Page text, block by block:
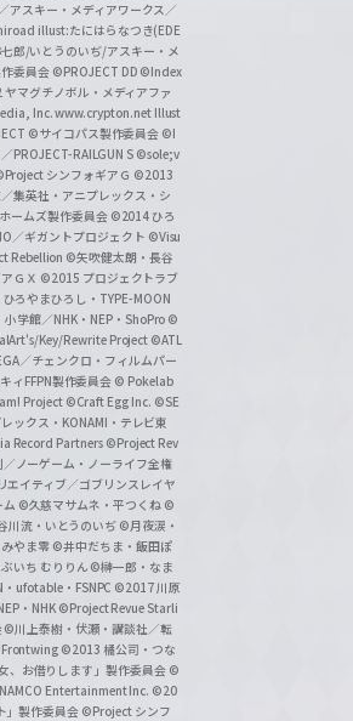
アスキー・メディアワークス／
illust:たにはらなつき(EDE
郎/いとうのいぢ/アスキー・メ
委員会 ©PROJECT DD ©Index
マグチノボル・メディアファ
Inc. www.crypton.net Illust
©サイコパス製作委員会 ©I
PROJECT-RAILGUN S ©sole;v
シンフォギアＧ ©2013
集英社・アニプレックス・シ
ームズ製作委員会 ©2014 ひろ
／ギガントプロジェクト ©Visu
Rebellion ©矢吹健太朗・長谷
ＧＸ ©2015 プロジェクトラブ
ろやまひろし・TYPE-MOON
学館／NHK・NEP・ShoPro ©
Key/Rewrite Project ©ATL
／チェンクロ・フィルムパー
ィFFPN製作委員会 © Pokelab
Project ©Craft Egg Inc. ©SE
ックス・KONAMI・テレビ東
Record Partners ©Project Rev
ノーゲーム・ノーライフ全権
エイティブ／ゴブリンスレイヤ
©久慈マサムネ・平つくね ©
川流・いとうのいぢ ©月夜涙・
やま零 ©井中だちま・飯田ぽ
いち むりりん ©榊一郎・なま
ufotable・FSNPC ©2017 川原
・NHK ©Project Revue Starli
©川上泰樹・伏瀬・講談社／転
©2013 橘公司・つな
、お借りします」製作委員会 ©
Entertainment Inc. ©20
」製作委員会 ©Project シンフ